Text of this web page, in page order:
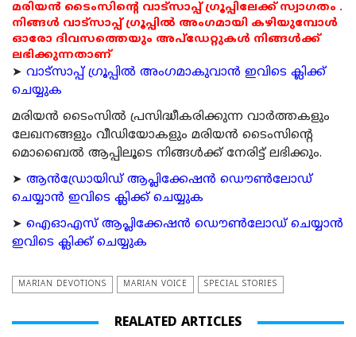
മരിയൻ ടൈംസിന്റെ വാട്സാപ്പ് ഗ്രൂപ്പിലേക്ക് സ്വാഗതം .
നിങ്ങൾ വാട്സാപ്പ് ഗ്രൂപ്പിൽ അംഗമായി കഴിയുമ്പോൾ
ഓരോ ദിവസത്തെയും അപ്ഡേറ്റുകൾ നിങ്ങൾക്ക്
ലഭിക്കുന്നതാണ്
➤ വാട്സാപ്പ് ഗ്രൂപ്പിൽ അംഗമാകുവാൻ ഇവിടെ ക്ലിക്ക്
ചെയ്യുക
മരിയന്‍ ടൈംസില്‍ പ്രസിദ്ധീകരിക്കുന്ന വാര്‍ത്തകളും
ലേഖനങ്ങളും വീഡിയോകളും മരിയന്‍ ടൈംസിന്റെ
മൊബൈല്‍ ആപ്പിലൂടെ നിങ്ങള്‍ക്ക് നേരിട്ട് ലഭിക്കും.
➤ ആന്‍ഡ്രോയിഡ് ആപ്ലിക്കേഷന്‍ ഡൌണ്‍ലോഡ്
ചെയ്യാന്‍ ഇവിടെ ക്ലിക്ക് ചെയ്യുക
➤ ഐഓഎസ് ആപ്ലിക്കേഷന്‍ ഡൌണ്‍ലോഡ് ചെയ്യാന്‍
ഇവിടെ ക്ലിക്ക് ചെയ്യുക
MARIAN DEVOTIONS MARIAN VOICE SPECIAL STORIES
REALATED ARTICLES